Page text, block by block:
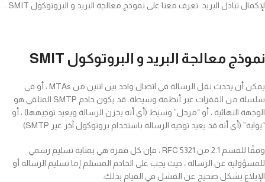
لإكمال تبادل البريد. تعرف معنا على نموذج معالجة البريد و البروتوكول SMIT .
نموذج معالجة البريد و البروتوكول SMIT
يمكن أن يحدث نقل الرسالة في اتصال واحد بين اثنين من MTAs ، أو في
سلسلة من القفزات عبر أنظمة وسيطة. قد يكون خادم SMTP المتلقي هو
الوجهة النهائية ، أو “مرحل” وسيط (أي أنه يخزن الرسالة ويعيد توجيهها) ، أو
“بوابة” (أي أنه قد يعيد توجيه الرسالة باستخدام بروتوكول آخر غير SMTP).
وفقًا للقسم 2.1 من RFC 5321 ، فإن كل قفزة هي بمثابة تسليم رسمي
للمسؤولية عن الرسالة ، حيث يجب على الخادم المستلم إما تسليم الرسالة أو
الإبلاغ بشكل صحيح عن الفشل في القيام بذلك.